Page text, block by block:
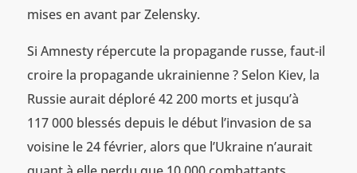
mises en avant par Zelensky.
Si Amnesty répercute la propagande russe, faut-il
croire la propagande ukrainienne ? Selon Kiev, la
Russie aurait déploré 42 200 morts et jusqu’à
117 000 blessés depuis le début l’invasion de sa
voisine le 24 février, alors que l’Ukraine n’aurait